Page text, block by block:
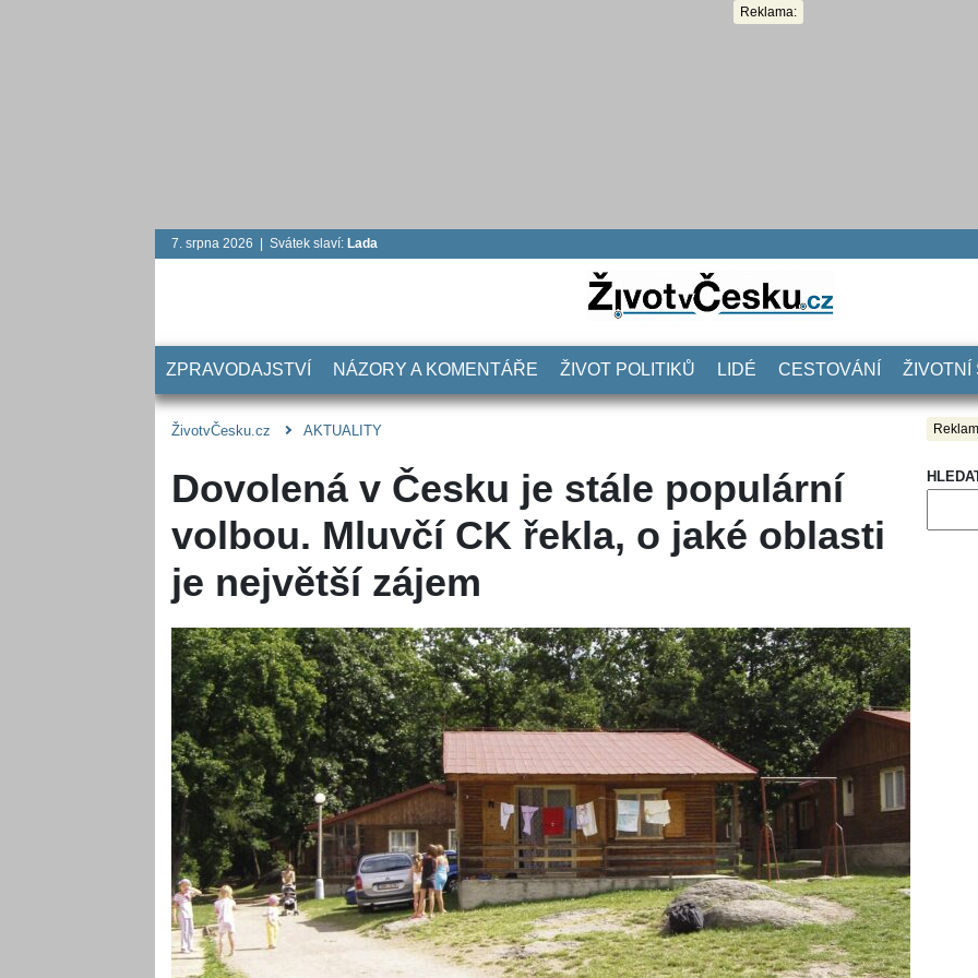
Reklama:
7. srpna 2026 | Svátek slaví: Lada
ZPRAVODAJSTVÍ NÁZORY A KOMENTÁŘE ŽIVOT POLITIKŮ LIDÉ CESTOVÁNÍ ŽIVOTNÍ
ŽivotvČesku.cz AKTUALITY
Dovolená v Česku je stále populární
volbou. Mluvčí CK řekla, o jaké oblasti
je největší zájem